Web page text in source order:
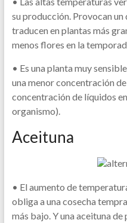
su producción. Provocan
traducen en plantas más
menos flores en la
• Es una planta muy
una menor concentración
concentración de líquidos
organismo).
Aceituna
• El aumento de
obliga a una cosecha
más bajo. Y una aceituna